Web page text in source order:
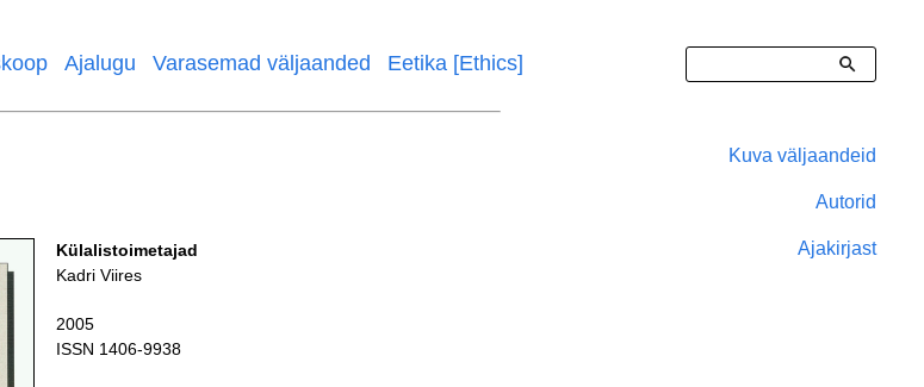
Ajalugu Varasemad väljaanded Eetika [Ethics] Otsing
Kuva väljaandeid
Autorid
Ajakirjast
Külalistoimetajad
Kadri Viires
2005
ISSN 1406-9938